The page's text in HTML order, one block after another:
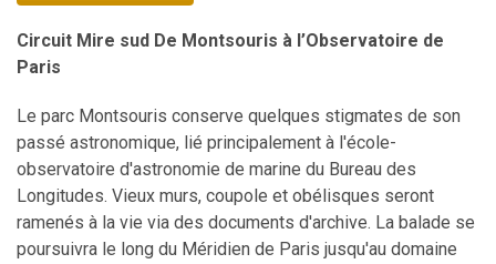
Circuit Mire sud De Montsouris à l’Observatoire de
Paris
Le parc Montsouris conserve quelques stigmates de son
passé astronomique, lié principalement à l'école-
observatoire d'astronomie de marine du Bureau des
Longitudes. Vieux murs, coupole et obélisques seront
ramenés à la vie via des documents d'archive. La balade se
poursuivra le long du Méridien de Paris jusqu'au domaine